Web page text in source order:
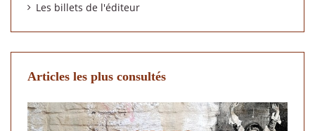
Les billets de l'éditeur
Articles les plus consultés